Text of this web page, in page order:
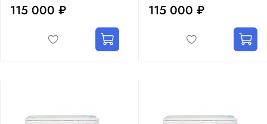
115 000 ₽ 115 000 ₽